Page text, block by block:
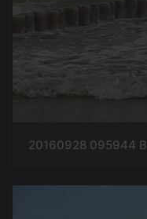
20160928 095944 B